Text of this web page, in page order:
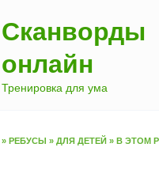
Сканворды
онлайн
Тренировка для ума
» РЕБУСЫ » ДЛЯ ДЕТЕЙ » В ЭТОМ